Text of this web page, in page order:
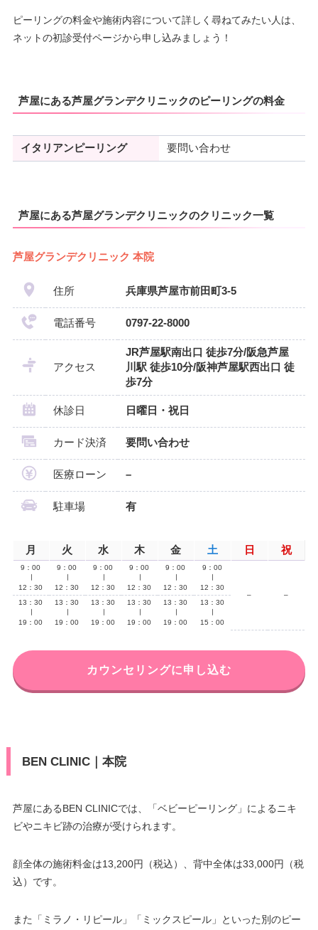
ピーリングの料金や施術内容について詳しく尋ねてみたい人は、
ネットの初診受付ページから申し込みましょう！
芦屋にある芦屋グランデクリニックのピーリングの料金
イタリアンピーリング 要問い合わせ
芦屋にある芦屋グランデクリニックのクリニック一覧
芦屋グランデクリニック 本院
住所 兵庫県芦屋市前田町3-5
電話番号 0797-22-8000
アクセス
JR芦屋駅南出口 徒歩7分/阪急芦屋
川駅 徒歩10分/阪神芦屋駅西出口 徒
歩7分
休診日 日曜日・祝日
カード決済 要問い合わせ
医療ローン –
駐車場 有
月 火 水 木 金 土 日 祝
9：00
12：30
9：00
12：30
9：00
12：30
9：00
12：30
9：00
12：30
9：00
12：30
–
–
13：30
19：00
13：30
19：00
13：30
19：00
13：30
19：00
13：30
19：00
13：30
15：00
カウンセリングに申し込む
BEN CLINIC｜本院
芦屋にあるBEN CLINICでは、「ベビーピーリング」によるニキ
ビやニキビ跡の治療が受けられます。
顔全体の施術料金は13,200円（税込）、背中全体は33,000円（税
込）です。
また「ミラノ・リピール」「ミックスピール」といった別のピー